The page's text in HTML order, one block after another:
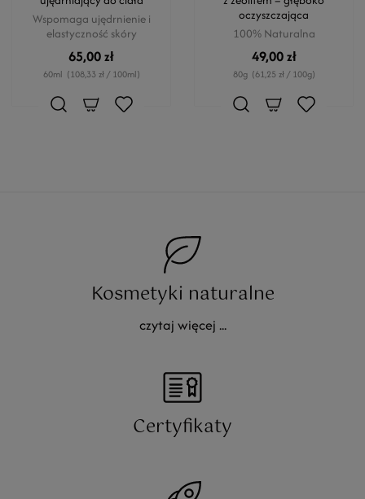
Wspomaga ujędrnienie i
elastyczność skóry
65,00 zł
60ml (108,33 zł / 100ml)
oczyszczająca
100% Naturalna
49,00 zł
80g (61,25 zł / 100g)
Kosmetyki naturalne
czytaj więcej ...
Certyfikaty